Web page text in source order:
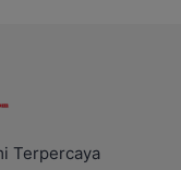
Terpercaya